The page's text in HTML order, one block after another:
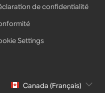
de confidentialité
Settings
Canada (Français)